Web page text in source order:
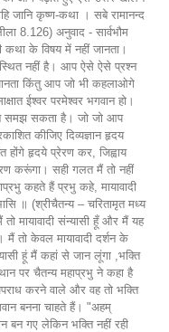
जानि कृष्ण-कथा । सबे रामानन्द
8.126) अनुवाद - सार्वभौम
के विषय में नहीं जानता।
नहीं है। आप ऐसे ऐसे प्रश्न
जानता किंतु आप जो भी कहलाओगे
ईश्वर परमेश्वर भगवान हो।
समझ सकता है। जो जो आप
कीजिए दिव्यज्ञान हृदय
होंगे हृदये प्रेरण कर, जिह्वाय
करूंगा। सही गलत मैं तो नहीं
कहते हैं प्रभु कहे, मायावादी
॥ (श्रीचैतन्य – चरितामृत मध्य
मायावादी संन्यासी हूँ और मैं यह
मैं तो केवल मायावादी दर्शन के
हूं मैं कहां से जान लूंगा ,भक्ति
पर चैतन्य महाप्रभु ने कहा है
करने वाले और वह तो भक्ति
बनना चाहते हैं। "अहम्
बन गए लेकिन भक्ति नहीं रही